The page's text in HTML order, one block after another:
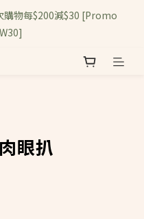
購物每$200減$30 [Promo
肉眼扒